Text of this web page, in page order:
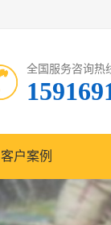
全国服务咨询热
客户案例